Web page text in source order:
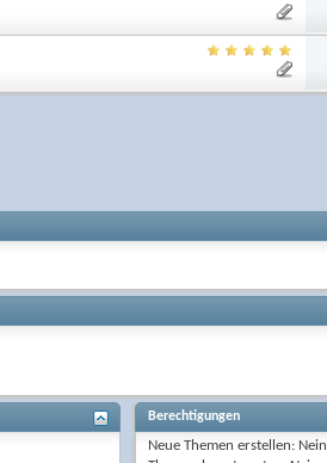
Berechtigungen
Neue Themen erstellen: Nein